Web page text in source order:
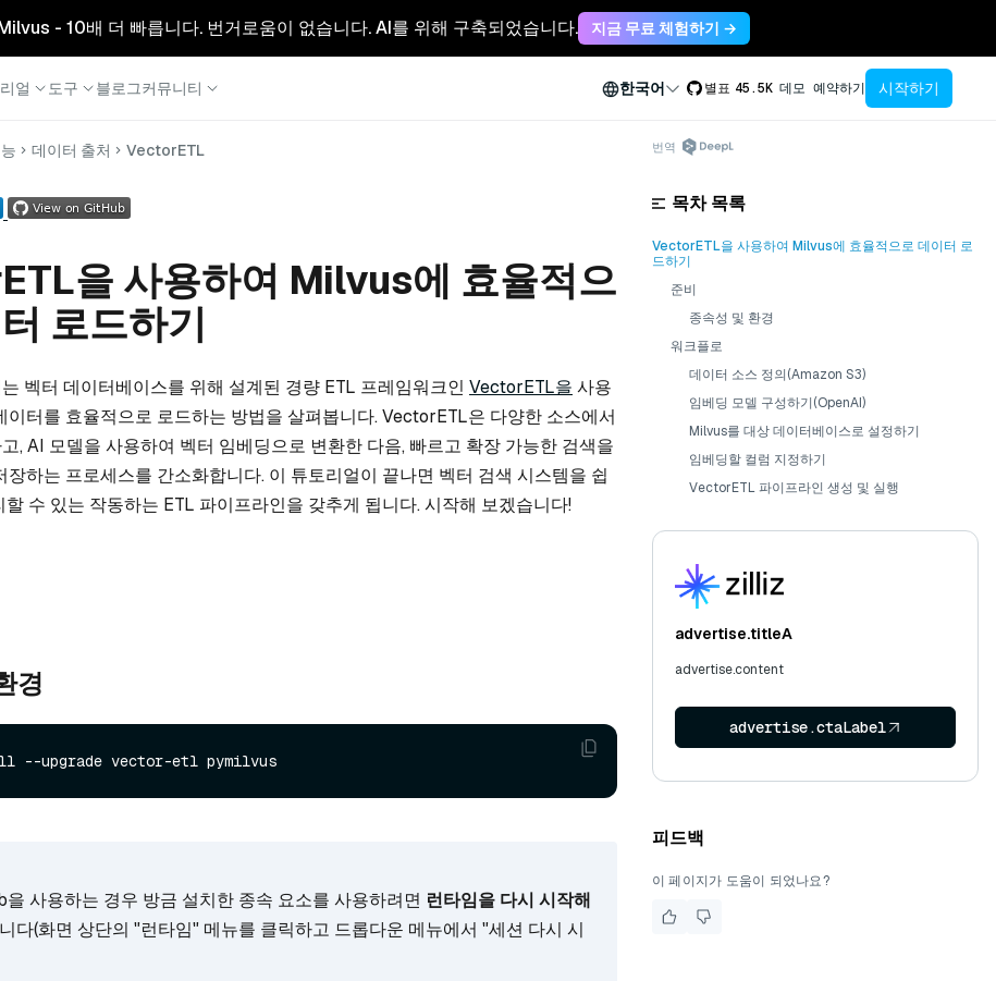
- 10배 더 빠릅니다. 번거로움이 없습니다. AI를 위해 구축되었습니다. 지금 무료 체험하기 →
얼 도구 블로그커뮤니티 한국어 별표 45.5K 데모 예약하기 시작하기
데이터 출처 VectorETL
을 사용하여 Milvus에 효율적으
로드하기
벡터 데이터베이스를 위해 설계된 경량 ETL 프레임워크인 VectorETL을 사용
터를 효율적으로 로드하는 방법을 살펴봅니다. VectorETL은 다양한 소스에서
, AI 모델을 사용하여 벡터 임베딩으로 변환한 다음, 빠르고 확장 가능한 검색을
하는 프로세스를 간소화합니다. 이 튜토리얼이 끝나면 벡터 검색 시스템을 쉽
할 수 있는 작동하는 ETL 파이프라인을 갖추게 됩니다. 시작해 보겠습니다!
경
--upgrade vector-etl pymilvus
사용하는 경우 방금 설치한 종속 요소를 사용하려면 런타임을 다시 시작해
다(화면 상단의 "런타임" 메뉴를 클릭하고 드롭다운 메뉴에서 "세션 다시 시
번역
목차 목록
VectorETL을 사용하여 Milvus에 효율적으로 데이터 로
드하기
준비
종속성 및 환경
워크플로
데이터 소스 정의(Amazon S3)
임베딩 모델 구성하기(OpenAI)
Milvus를 대상 데이터베이스로 설정하기
임베딩할 컬럼 지정하기
VectorETL 파이프라인 생성 및 실행
advertise.titleA
advertise.content
advertise.ctaLabel
피드백
이 페이지가 도움이 되었나요?